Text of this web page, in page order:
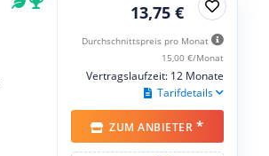
13,75 €
Durchschnittspreis pro Monat
15,00 €/Monat
Vertragslaufzeit: 12 Monate
Tarifdetails
ZUM ANBIETER *